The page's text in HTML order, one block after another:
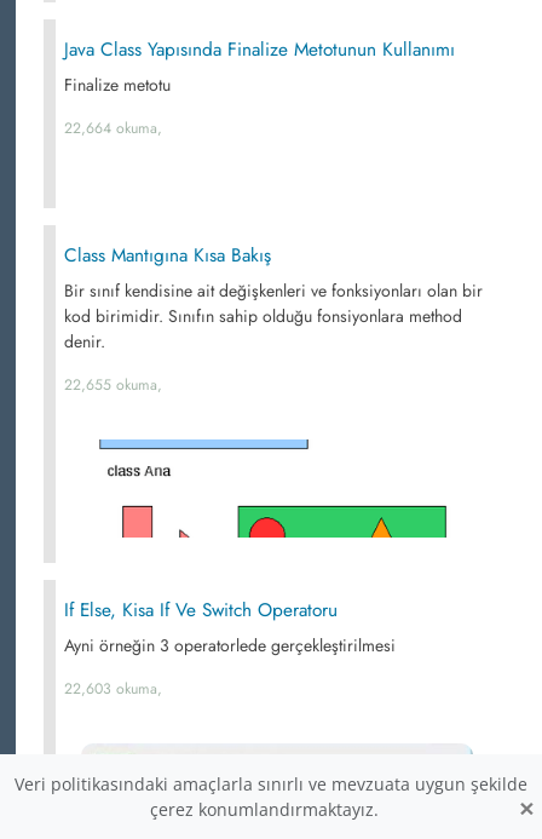
Java Class Yapısında Finalize Metotunun Kullanımı
Finalize metotu
22,664 okuma,
Class Mantıgına Kısa Bakış
Bir sınıf kendisine ait değişkenleri ve fonksiyonları olan bir
kod birimidir. Sınıfın sahip olduğu fonsiyonlara method
denir.
22,655 okuma,
If Else, Kisa If Ve Switch Operatoru
Ayni örneğin 3 operatorlede gerçekleştirilmesi
22,603 okuma,
Veri politikasındaki amaçlarla sınırlı ve mevzuata uygun şekilde
çerez konumlandırmaktayız.
×